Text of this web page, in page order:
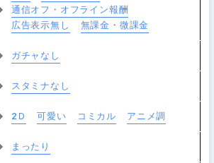
通信オフ・オフライン報酬
広告表示無し
無課金・微課金
ガチャなし
スタミナなし
2Ｄ 可愛い コミカル アニメ調
まったり